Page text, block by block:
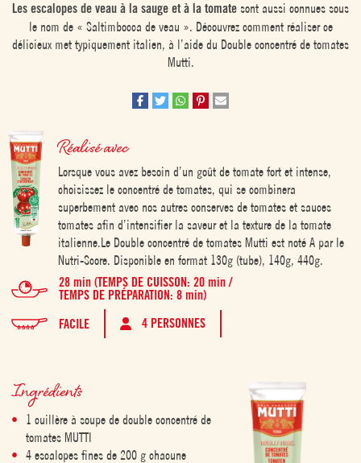
Les escalopes de veau à la sauge et à la tomate sont aussi connues sous
le nom de « Saltimbocca de veau ». Découvrez comment réaliser ce
délicieux met typiquement italien, à l’aide du Double concentré de tomates
Mutti.
Réalisé avec
Lorsque vous avez besoin d’un goût de tomate fort et intense,
choisissez le concentré de tomates, qui se combinera
superbement avec nos autres conserves de tomates et sauces
tomates afin d’intensifier la saveur et la texture de la tomate
italienne.Le Double concentré de tomates Mutti est noté A par le
Nutri-Score. Disponible en format 130g (tube), 140g, 440g.
28 min (TEMPS DE CUISSON: 20 min /
TEMPS DE PRÉPARATION: 8 min)
FACILE
4 PERSONNES
Ingrédients
1 cuillère à soupe de double concentré de
tomates MUTTI
4 escalopes fines de 200 g chacune